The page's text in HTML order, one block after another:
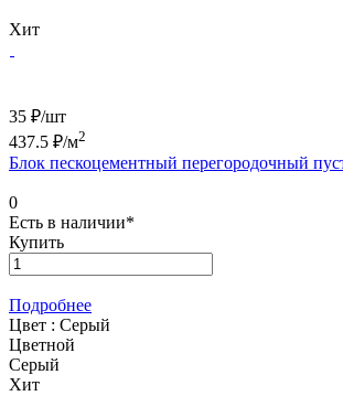
Хит
35 ₽/шт
437.5 ₽/м2
Блок пескоцементный перегородочный
0
Есть в наличии*
Купить
Подробнее
Цвет : Серый
Цветной
Серый
Хит